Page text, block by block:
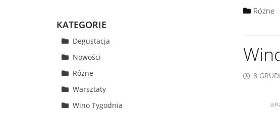
Różne
8
KATEGORIE
Degustacja
Nowości
Różne
Warsztaty
Wino Tygodnia